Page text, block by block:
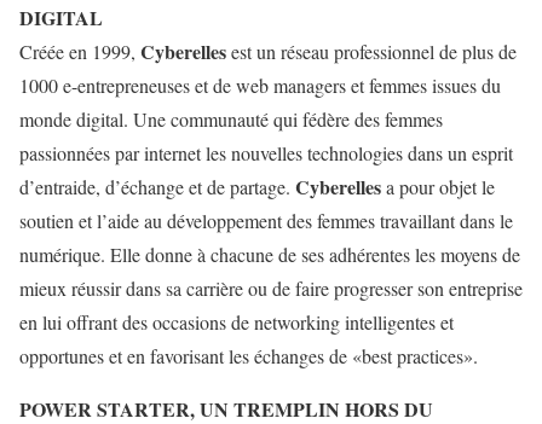
DIGITAL
Créée en 1999, Cyberellesest un réseau professionnel de plus de
1000 e-entrepreneuses et de web managers et femmes issues du
monde digital. Une communauté qui fédère des femmes
passionnées par internet les nouvelles technologies dans un esprit
d’entraide, d’échange et de partage. Cyberellesa pour objet le
soutien et l’aide au développement des femmes travaillant dans le
numérique. Elle donne à chacune de ses adhérentes les moyens de
mieux réussir dans sa carrière ou de faire progresser son entreprise
en lui offrant des occasions de networking intelligentes et
opportunes et en favorisant les échanges de «best practices».
POWER STARTER, UN TREMPLIN HORS DU